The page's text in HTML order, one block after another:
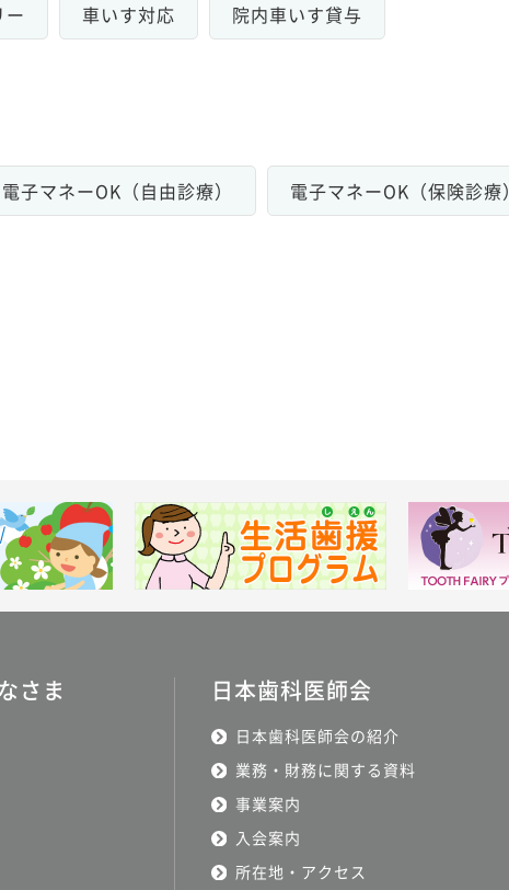
ー 車いす対応 院内車いす貸与
電子マネーOK（自由診療） 電子マネーOK（保険診療）
さま 日本歯科医師会
日本歯科医師会の紹介
業務・財務に関する資料
事業案内
入会案内
所在地・アクセス